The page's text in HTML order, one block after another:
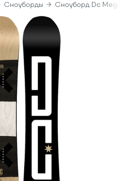
Сноуборды Сноуборд Dc Mega M